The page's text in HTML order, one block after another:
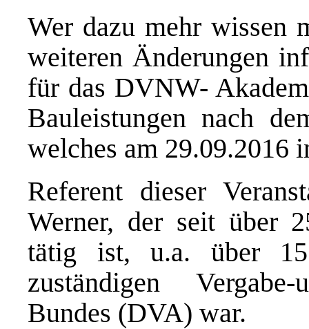
Wer dazu mehr wissen
weiteren Änderungen
für das DVNW-
Bauleistungen nach
welches am 29.09.2016
Referent dieser
Werner, der seit über
tätig ist, u.a. über
zuständigen
Bundes (DVA) war.